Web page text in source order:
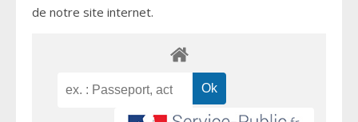
de notre site internet.